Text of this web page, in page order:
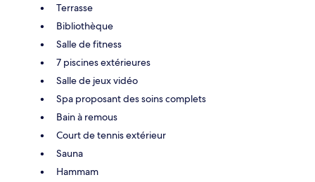
Terrasse
Bibliothèque
Salle de fitness
7 piscines extérieures
Salle de jeux vidéo
Spa proposant des soins complets
Bain à remous
Court de tennis extérieur
Sauna
Hammam